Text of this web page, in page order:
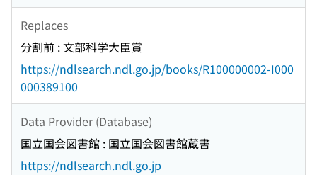
Replaces
分割前 : 文部科学大臣賞
https://ndlsearch.ndl.go.jp/books/R100000002-I000
000389100
Data Provider (Database)
国立国会図書館 : 国立国会図書館蔵書
https://ndlsearch.ndl.go.jp